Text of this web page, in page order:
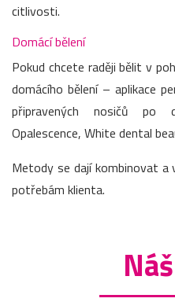
citlivosti.
Domácí bělení
Pokud chcete raději bělit v
domácího bělení – aplikace
připravených nosičů po
Opalescence, White dental
Metody se dají kombinovat a
potřebám klienta.